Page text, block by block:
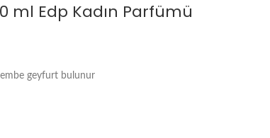
ml Edp Kadın Parfümü
geyfurt bulunur